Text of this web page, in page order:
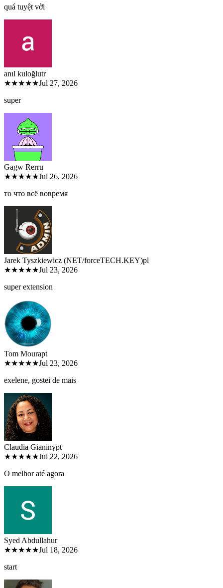
quá tuyệt vời
anıl kuloğlutr
★★★★★Jul 27, 2026
super
Gagw Rerru
★★★★★Jul 26, 2026
то что всё вовремя
Jarek Tyszkiewicz (NET/forceTECH.KEY)pl
★★★★★Jul 23, 2026
super extension
Tom Mourapt
★★★★★Jul 23, 2026
exelene, gostei de mais
Claudia Gianinypt
★★★★★Jul 22, 2026
O melhor até agora
Syed Abdullahur
★★★★★Jul 18, 2026
start